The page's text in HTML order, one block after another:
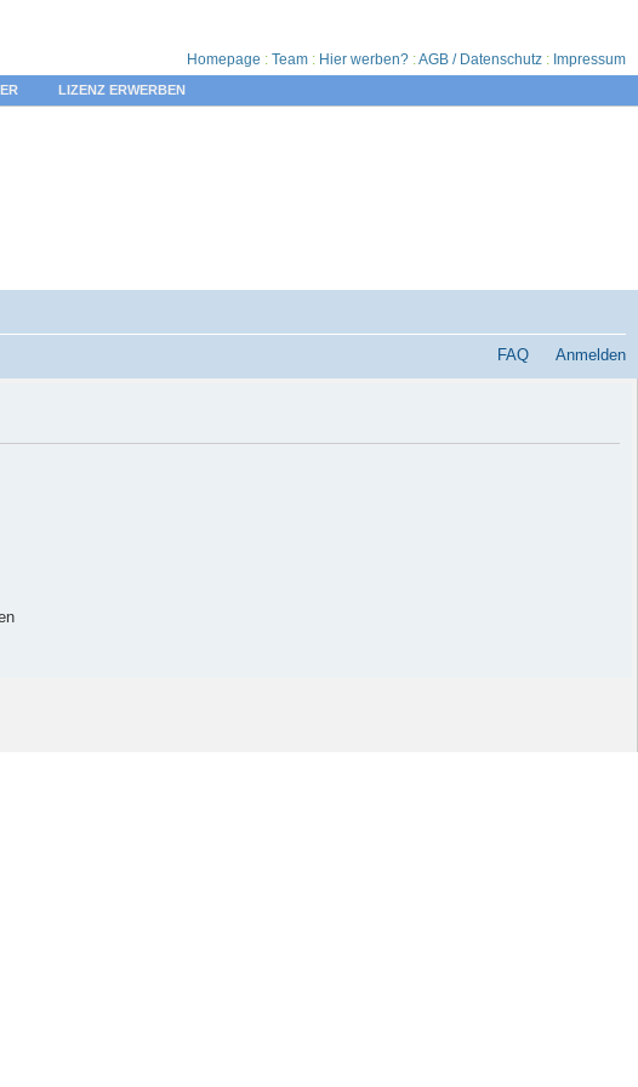
Homepage : Team : Hier werben? :AGB / Datenschutz : Impressum
LIZENZ ERWERBEN
FAQ Anmelden